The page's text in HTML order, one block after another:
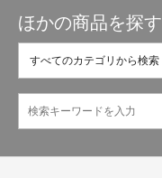
ほかの商品を探す